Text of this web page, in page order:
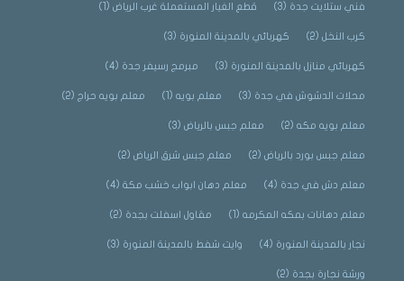
فني ستلايت جدة (3) قطع الغيار المستعملة غرب الرياض(1)
كرب النخل(2) كهربائي بالمدينة المنورة (3)
كهربائي منازل بالمدينة المنورة (3) مبرمج رسيفر جدة (4)
محلات الدشوش في جدة (3) معلم بويه(1) معلم بويه حراج (2)
معلم بويه مكه(2) معلم جبس بالرياض(3)
معلم جبس بورد بالرياض(2) معلم جبس شرق الرياض(2)
معلم دش في جدة (4) معلم دهان ابواب خشب مكة(4)
معلم دهانات بمكه المكرمه(1) مقاول اسفلت بجدة (2)
نجار بالمدينة المنورة (4) وايت شفط بالمدينة المنورة (3)
ورشة نجارة بجدة (2)